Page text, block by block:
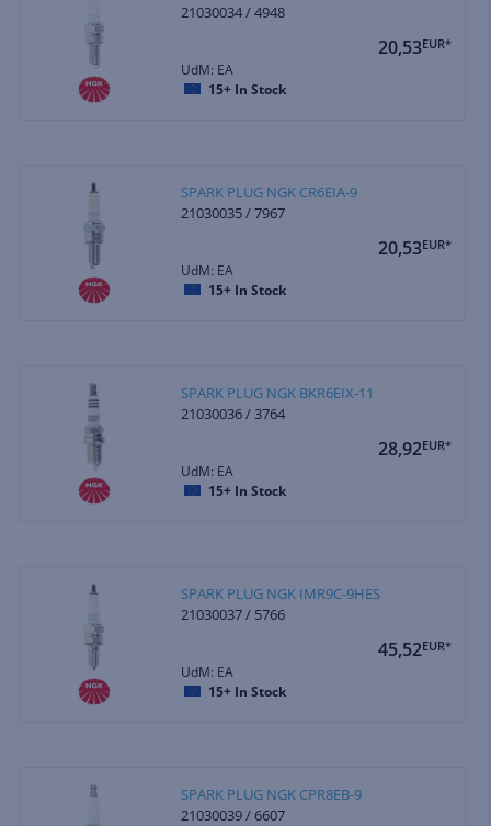
21030034 / 4948
20,53EUR*
UdM: EA
15+ In Stock
SPARK PLUG NGK CR6EIA-9
21030035 / 7967
20,53EUR*
UdM: EA
15+ In Stock
SPARK PLUG NGK BKR6EIX-11
21030036 / 3764
28,92EUR*
UdM: EA
15+ In Stock
SPARK PLUG NGK IMR9C-9HES
21030037 / 5766
45,52EUR*
UdM: EA
15+ In Stock
SPARK PLUG NGK CPR8EB-9
21030039 / 6607